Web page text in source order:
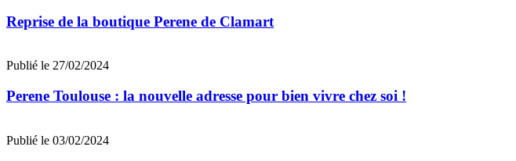
Reprise de la boutique Perene de Clamart
Publié le 27/02/2024
Perene Toulouse : la nouvelle adresse pour bien vivre chez soi !
Publié le 03/02/2024